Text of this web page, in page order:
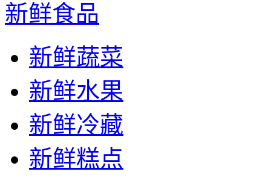
新鲜食品
新鲜蔬菜
新鲜水果
新鲜冷藏
新鲜糕点